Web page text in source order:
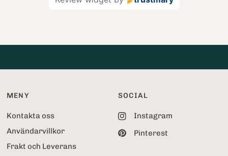
MENY
Kontakta oss
Användarvillkor
Frakt och Leverans
SOCIAL
Instagram
Pinterest